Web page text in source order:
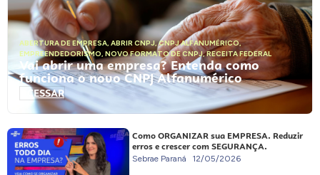
ABERTURA DE EMPRESA, ABRIR CNPJ,CNPJ ALFANUMÉRICO,
EMPREENDEDORISMO, NOVO FORMATO DE CNPJ,RECEITA FEDERAL
Vai abrir uma empresa? Entenda como
funciona o novo CNPJ Alfanumérico
ACESSAR
Como ORGANIZAR sua EMPRESA. Reduzir
erros e crescer com SEGURANÇA.
Sebrae Paraná 12/05/2026